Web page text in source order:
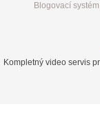
Blogovací
Kompletný video servis